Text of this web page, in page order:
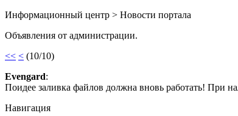
Информационный центр > Новости портала
Объявления от администрации.
<< < (10/10)
Evengard:
Поидее заливка файлов должна вновь работать! При
Навигация